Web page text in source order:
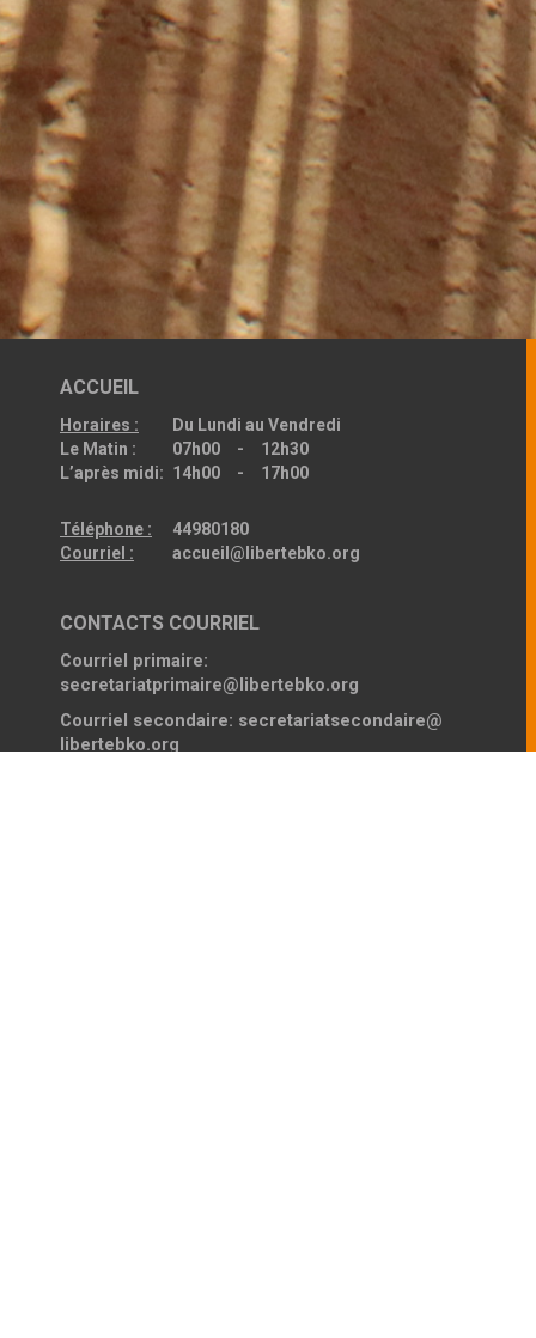
ACCUEIL
Horaires :
Le Matin :
L’après midi:
Du Lundi au Vendredi
07h00 - 12h30
14h00 - 17h00
Téléphone :
Courriel :
44980180
accueil@libertebko.org
CONTACTS COURRIEL
Courriel primaire:
secretariatprimaire@libertebko.org
Courriel secondaire: secretariatsecondaire@
libertebko.org